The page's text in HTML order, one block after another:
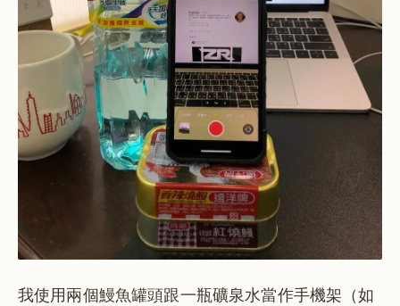
我使用兩個鰻魚罐頭跟一瓶礦泉水當作手機架（如